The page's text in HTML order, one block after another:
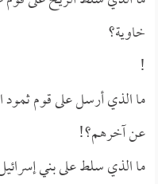
خاوية؟
!
ما الذي أرسل على قوم ثمود
عن آخرهم؟!
ما الذي سلط على بني